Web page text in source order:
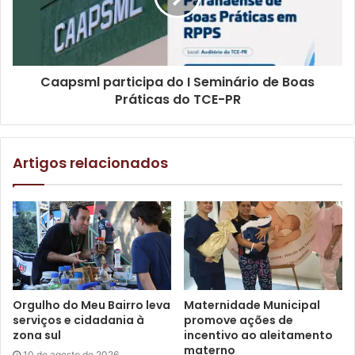
atendimento infantil implantada há pouco mais de um ano
para reforçar a atenção na saúde da criança em Londrina.
De acordo com a secretária municipal de Saúde, Vivian
Feijó, o plano inclui ainda outras medidas, entre as quais a
divulgação de boletins semanais dos casos e a
intensificação da vacinação na comunidade. “A
um fator imprescindível na prevenção. Temos
atualmente um cobertura de apenas 18% de vacinação
entre crianças acima de 6 meses e abaixo de 6 anos. Isso
vai repercutir em algum lugar: infelizmente, é no
adoecimento das crianças”, relacionou.
Caapsml participa do I Seminário de Boas
Práticas do TCE-PR
Artigos relacionados
Orgulho do Meu Bairro leva
serviços e cidadania à
zona sul
Maternidade Municipal
promove ações de
incentivo ao aleitamento
materno